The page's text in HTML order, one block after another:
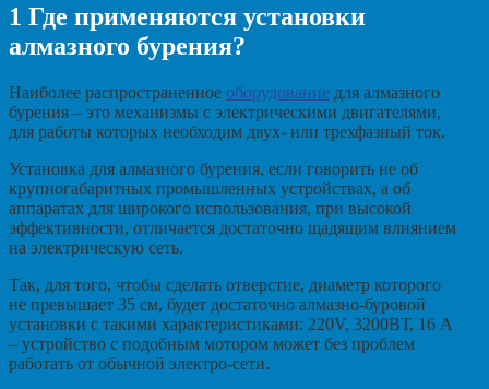
1 Где применяются установки
алмазного бурения?
Наиболее распространенное оборудование для алмазного
бурения – это механизмы с электрическими двигателями,
для работы которых необходим двух- или трехфазный ток.
Установка для алмазного бурения, если говорить не об
крупногабаритных промышленных устройствах, а об
аппаратах для широкого использования, при высокой
эффективности, отличается достаточно щадящим влиянием
на электрическую сеть.
Так, для того, чтобы сделать отверстие, диаметр которого
не превышает 35 см, будет достаточно алмазно-буровой
установки с такими характеристиками: 220V, 3200ВТ, 16 А
– устройство с подобным мотором может без проблем
работать от обычной электро-сети.